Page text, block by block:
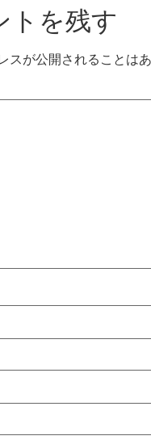
トを残す
スが公開されることはあ